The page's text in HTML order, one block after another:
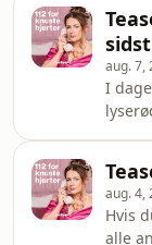
sidst
aug. 7,
I
det
aug. 4,
Hvis
alle